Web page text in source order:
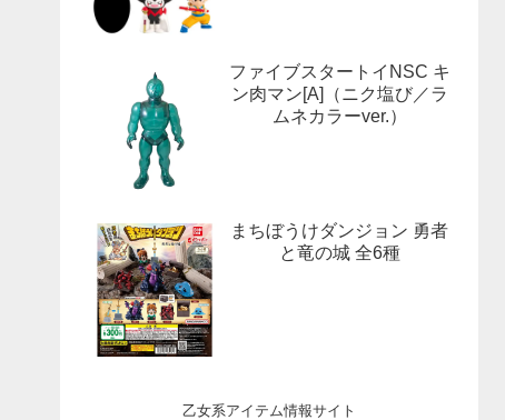
ファイブスタートイNSC キ
ン肉マン[A]（ニク塩び／ラ
ムネカラーver.）
まちぼうけダンジョン 勇者
と竜の城 全6種
乙女系アイテム情報サイト